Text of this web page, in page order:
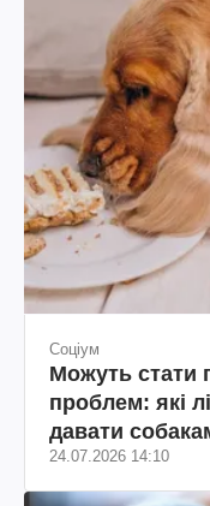
Соціум
Можуть стати
проблем: які
давати
24.07.2026 14:10